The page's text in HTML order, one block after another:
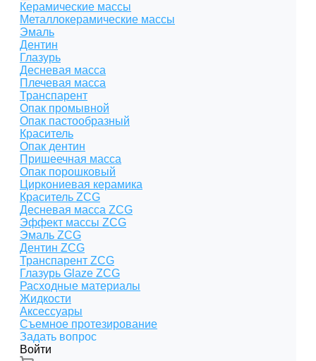
Керамические массы
Металлокерамические массы
Эмаль
Дентин
Глазурь
Десневая масса
Плечевая масса
Транспарент
Опак промывной
Опак пастообразный
Краситель
Опак дентин
Пришеечная масса
Опак порошковый
Циркониевая керамика
Краситель ZCG
Десневая масса ZCG
Эффект массы ZCG
Эмаль ZCG
Дентин ZCG
Транспарент ZCG
Глазурь Glaze ZCG
Расходные материалы
Жидкости
Аксессуары
Съемное протезирование
Задать вопрос
Войти